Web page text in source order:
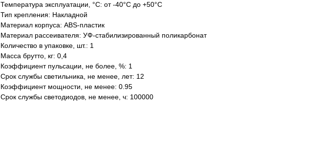
Температура эксплуатации, °С: от -40°C до +50°C
Тип крепления: Накладной
Материал корпуса: ABS-пластик
Материал рассеивателя: УФ-стабилизированный поликарбонат
Количество в упаковке, шт.: 1
Масса брутто, кг: 0,4
Коэффициент пульсации, не более, %: 1
Срок службы светильника, не менее, лет: 12
Коэффициент мощности, не менее: 0.95
Срок службы светодиодов, не менее, ч: 100000